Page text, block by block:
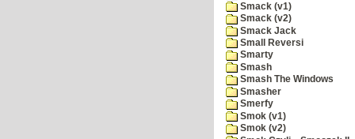
Smack (v1)
Smack (v2)
Smack Jack
Small Reversi
Smarty
Smash
Smash The Windows
Smasher
Smerfy
Smok (v1)
Smok (v2)